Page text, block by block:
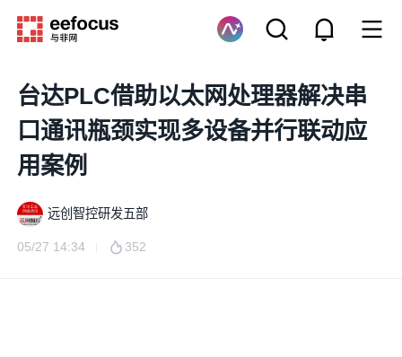
台达PLC借助以太网处理器解决串
口通讯瓶颈实现多设备并行联动应
用案例
远创智控研发五部
05/27 14:34 352